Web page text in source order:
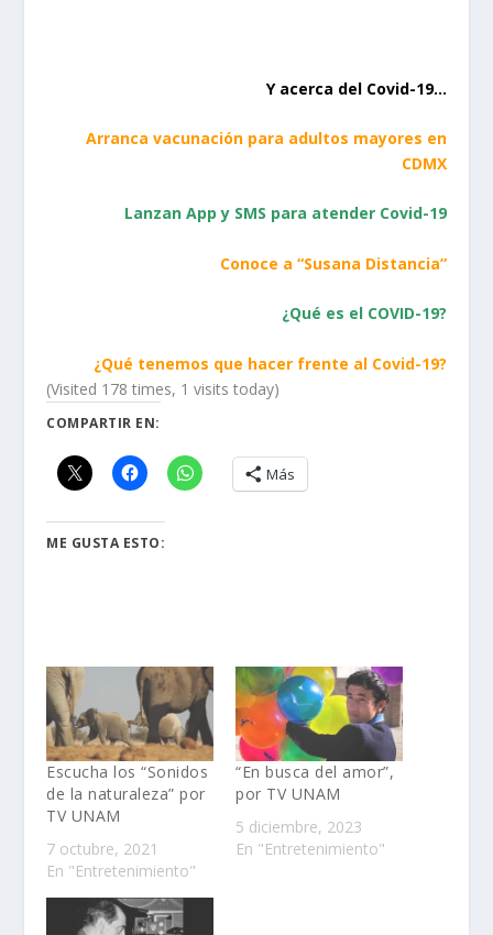
Y acerca del Covid-19…
Arranca vacunación para adultos mayores en
CDMX
Lanzan App y SMS para atender Covid-19
Conoce a “Susana Distancia”
¿Qué es el COVID-19?
¿Qué tenemos que hacer frente al Covid-19?
(Visited 178 times, 1 visits today)
COMPARTIR EN:
Más
ME GUSTA ESTO:
Escucha los “Sonidos
de la naturaleza” por
TV UNAM
7 octubre, 2021
En "Entretenimiento"
“En busca del amor”,
por TV UNAM
5 diciembre, 2023
En "Entretenimiento"